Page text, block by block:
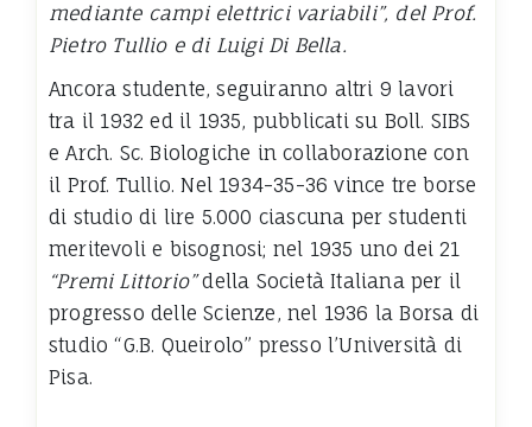
mediante campi elettrici variabili”, del Prof.
Pietro Tullio e di Luigi Di Bella.
Ancora studente, seguiranno altri 9 lavori
tra il 1932 ed il 1935, pubblicati su Boll. SIBS
e Arch. Sc. Biologiche in collaborazione con
il Prof. Tullio. Nel 1934-35-36 vince tre borse
di studio di lire 5.000 ciascuna per studenti
meritevoli e bisognosi; nel 1935 uno dei 21
“Premi Littorio”della Società Italiana per il
progresso delle Scienze, nel 1936 la Borsa di
studio “G.B. Queirolo” presso l’Università di
Pisa.